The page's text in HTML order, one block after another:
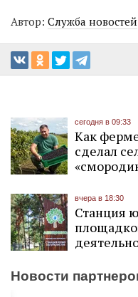
Автор: Служба новостей
сегодня в 09:33
Как
сделал
вчера в 18:30
Станция
Новости